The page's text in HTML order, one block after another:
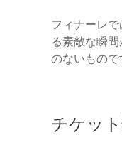
フィナーレ
る素敵な瞬
のないもので
チケッ